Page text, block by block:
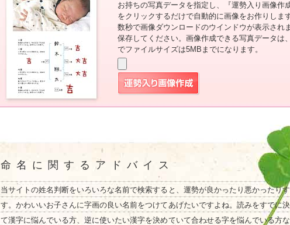
お持ちの写真データを指定し、『運勢入り画像作
をクリックするだけで自動的に画像をお作りします
数秒で画像ダウンロードのウインドウが表示され
保存してください。画像作成できる写真データは
でファイルサイズは5MBまでになります。
命名に関するアドバイス
当サイトの姓名判断をいろいろな名前で検索すると、運勢が良かったり悪かったり
す。かわいいお子さんに字画の良い名前をつけてあげたいですよね。読みをすでに
て漢字に悩んでいる方、逆に使いたい漢字を決めていて合わせる字を悩んでいる方